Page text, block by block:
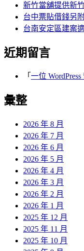
新竹當舖提供新
台中票貼借錢另
台南安定區建案
近期留言
「 一位
彙整
2026 年 8 月
2026 年 7 月
2026 年 6 月
2026 年 5 月
2026 年 4 月
2026 年 3 月
2026 年 2 月
2026 年 1 月
2025 年 12 月
2025 年 11 月
2025 年 10 月